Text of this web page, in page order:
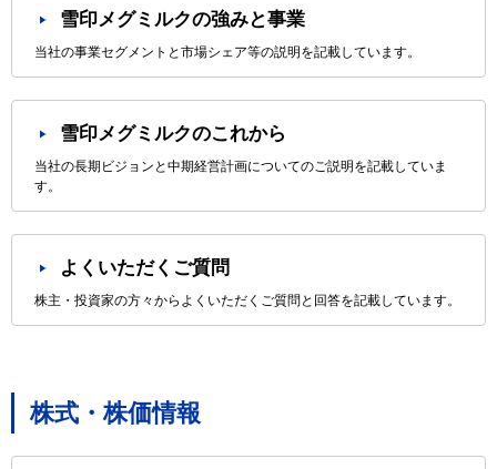
雪印メグミルクの強みと事業
当社の事業セグメントと市場シェア等の説明を記載しています。
雪印メグミルクのこれから
当社の長期ビジョンと中期経営計画についてのご説明を記載していま
す。
よくいただくご質問
株主・投資家の方々からよくいただくご質問と回答を記載しています。
株式・株価情報